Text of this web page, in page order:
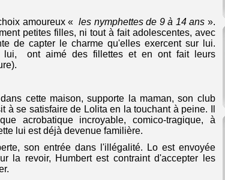
amoureux «les nymphettes de 9 à 14 ans ».
petites filles, ni tout à fait adolescentes, avec
de capter le charme qu'elles exercent sur lui.
lui, ont aimé des fillettes et en ont fait leurs
cette maison, supporte la maman, son club
à se satisfaire de Lolita en la touchant à peine. Il
acrobatique incroyable, comico-tragique, à
lui est déjà devenue familière.
son entrée dans l'illégalité. Lo est envoyée
la revoir, Humbert est contraint d'accepter les